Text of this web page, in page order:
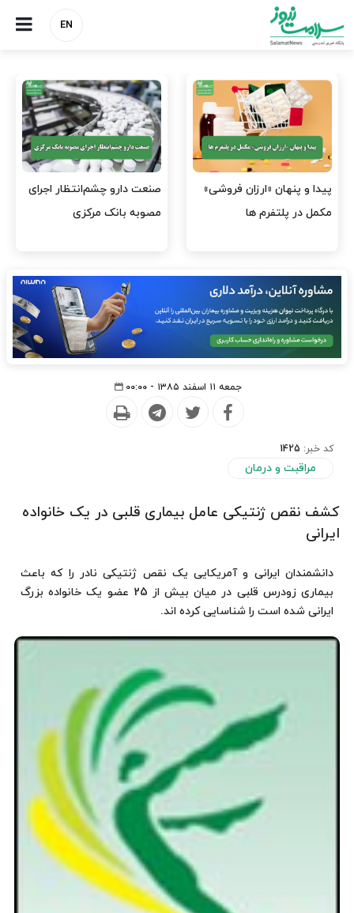
EN
هشدار کانون هموفیلی ایران:
۴ هزار بیمار ۸ ماه است
نسخه وزارت بهداشت برای
مهار پزشک‌نماهای
جمعه ۱۱ اسفند ۱۳۸۵ - ۰۰:۰۰
کد خبر: 1425
مراقبت و درمان
کشف نقص ژنتیکی عامل بیماری قلبی در یک خانواده
ایرانی
دانشمندان ایرانی و آمریکایی یک نقص ژنتیکی نادر را که باعث
بیماری زودرس قلبی در میان بیش از 25 عضو یک خانواده بزرگ
ایرانی شده است را شناسایی کرده اند.